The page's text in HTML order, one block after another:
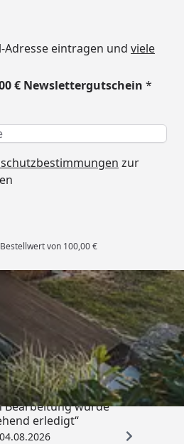
Adresse eintragen und viele
€ Newslettergutschein *
zur
von 100,00 €
Shops
4,81/ 5
Bearbeitung wurde
erledigt“
04.08.2026